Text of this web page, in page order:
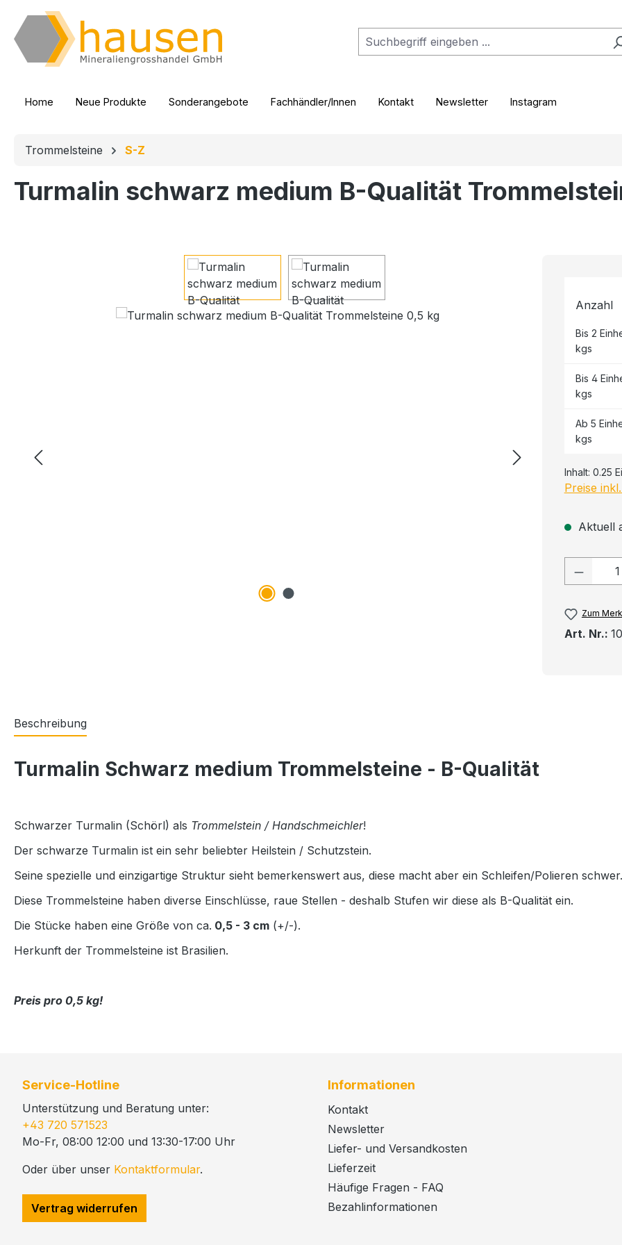
Hauptinhalt springen
Zur Suche springen
Zur Hauptnavigation springen
Home Neue Produkte Sonderangebote Fachhändler/Innen Kontakt Newsletter Instagram
Trommelsteine S-Z
Turmalin schwarz medium B-Qualität
Anzahl
Bis 2
kgs
Bis 4
kgs
Ab 5
kgs
Inhalt: 0.25
Preise
Aktuell
Zum
Art. Nr.:
Beschreibung
Turmalin Schwarz medium Trommelsteine - B-Qualität
Schwarzer Turmalin (Schörl) als Trommelstein / Handschmeichler!
Der schwarze Turmalin ist ein sehr beliebter Heilstein / Schutzstein.
Seine spezielle und einzigartige Struktur sieht bemerkenswert aus, diese macht aber ein Schleifen/Polieren schwer.
Diese Trommelsteine haben diverse Einschlüsse, raue Stellen - deshalb Stufen wir diese als B-Qualität ein.
Die Stücke haben eine Größe von ca. 0,5 - 3 cm (+/-).
Herkunft der Trommelsteine ist Brasilien.
Preis pro 0,5 kg!
Service-Hotline
Unterstützung und Beratung unter:
+43 720 571523
Mo-Fr, 08:00 12:00 und 13:30-17:00 Uhr
Oder über unser Kontaktformular.
Vertrag widerrufen
Informationen
Kontakt
Newsletter
Liefer- und Versandkosten
Lieferzeit
Häufige Fragen - FAQ
Bezahlinformationen